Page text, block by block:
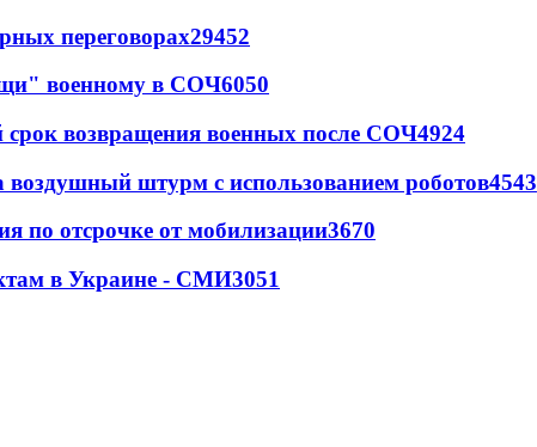
переговорах29452
военному в СОЧ6050
возвращения военных после СОЧ4924
штурм с использованием роботов4543
по отсрочке от мобилизации3670
в Украине - СМИ3051